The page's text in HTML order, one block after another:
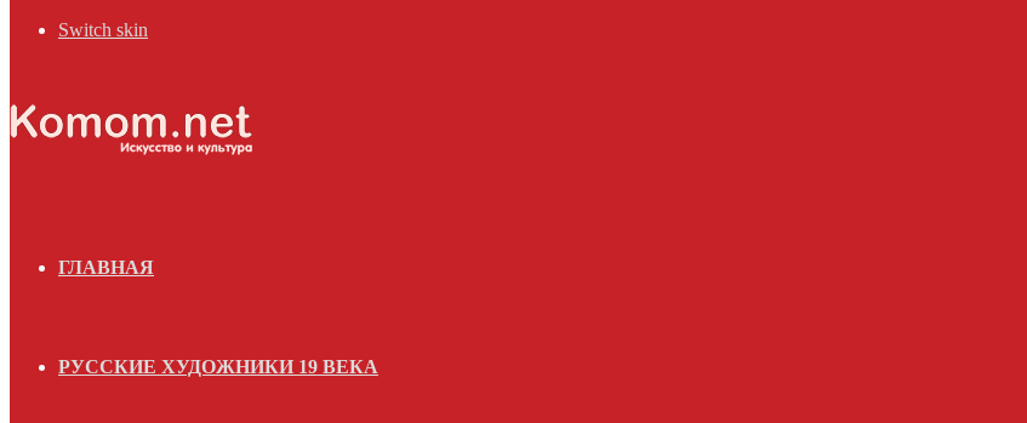
Switch skin
ГЛАВНАЯ
РУССКИЕ ХУДОЖНИКИ 19 ВЕКА